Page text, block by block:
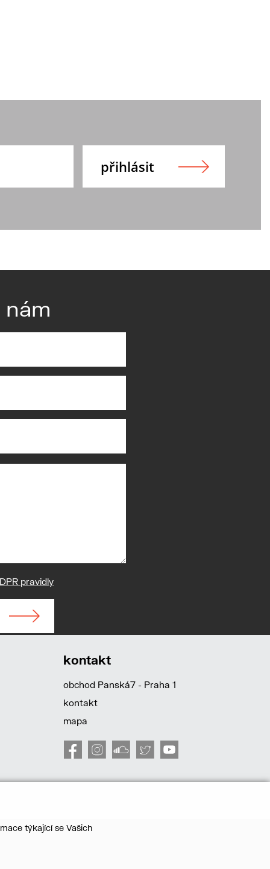
pravidly
kontakt
obchod Panská7 - Praha 1
kontakt
mapa
týkající se Vašich